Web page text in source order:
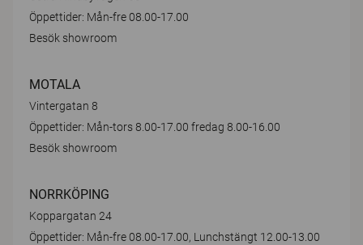
Öppettider: Mån-fre 08.00-17.00
Besök showroom
MOTALA
Vintergatan 8
Öppettider: Mån-tors 8.00-17.00 fredag 8.00-16.00
Besök showroom
NORRKÖPING
Koppargatan 24
Öppettider: Mån-fre 08.00-17.00, Lunchstängt 12.00-13.00